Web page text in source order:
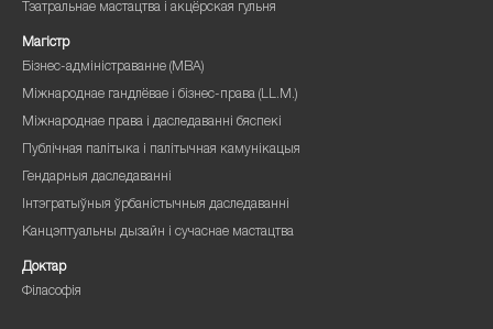
Тэатральнае мастацтва і акцёрская гульня
Магістр
Бізнес-адміністраванне (MBA)
Міжнароднае гандлёвае і бізнес-права (LL.M.)
Міжнароднае права і даследаванні бяспекі
Публічная палітыка і палітычная камунікацыя
Гендарныя даследаванні
Інтэгратыўныя ўрбаністычныя даследаванні
Канцэптуальны дызайн і сучаснае мастацтва
Доктар
Філасофія